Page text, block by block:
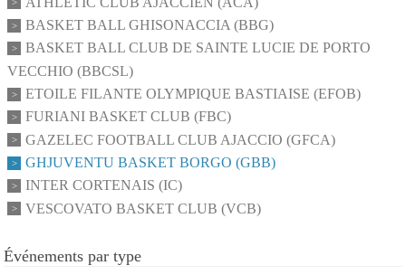
BASKET BALL GHISONACCIA (BBG)
BASKET BALL CLUB DE SAINTE LUCIE DE PORTO
VECCHIO (BBCSL)
ETOILE FILANTE OLYMPIQUE BASTIAISE (EFOB)
FURIANI BASKET CLUB (FBC)
GAZELEC FOOTBALL CLUB AJACCIO (GFCA)
GHJUVENTU BASKET BORGO (GBB)
INTER CORTENAIS (IC)
VESCOVATO BASKET CLUB (VCB)
Événements par type